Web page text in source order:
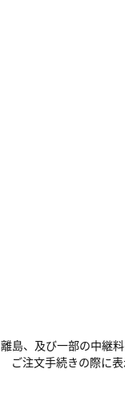
離島、及び一部の中継
ご注文手続きの際に